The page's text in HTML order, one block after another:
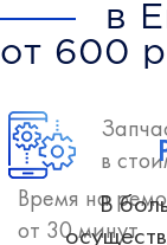
в
от 600
в
Время на
от 30 минут
В